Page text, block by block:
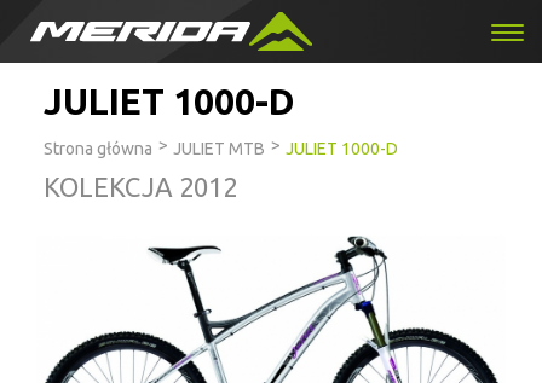
JULIET 1000-D
Strona główna > JULIET MTB > JULIET 1000-D
KOLEKCJA 2012